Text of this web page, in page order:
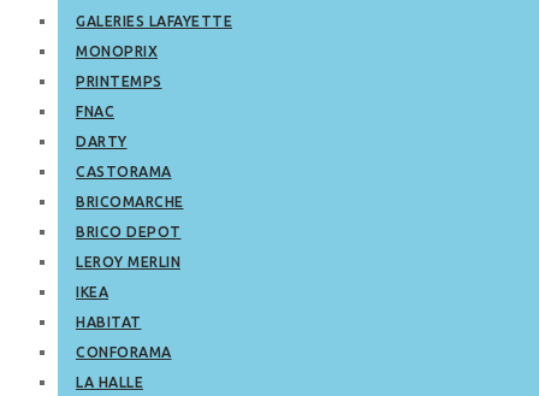
GALERIES LAFAYETTE
MONOPRIX
PRINTEMPS
FNAC
DARTY
CASTORAMA
BRICOMARCHE
BRICO DEPOT
LEROY MERLIN
IKEA
HABITAT
CONFORAMA
LA HALLE